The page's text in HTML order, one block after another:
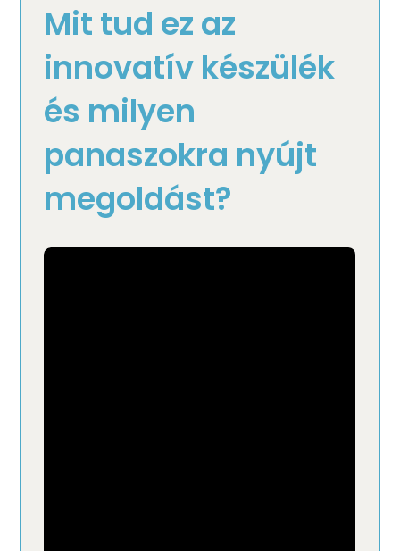
Mit tud ez az
innovatív készülék
és milyen
panaszokra nyújt
megoldást?